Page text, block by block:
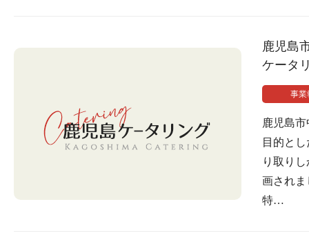
鹿児島
ケータ
事業
鹿児島
目的と
り取り
画されま
特…